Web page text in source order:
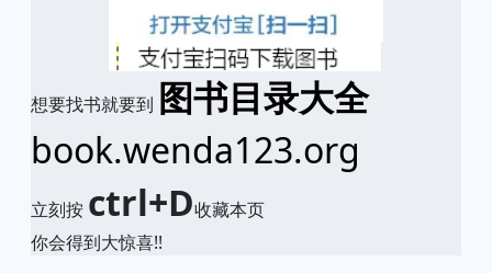
想要找书就要到 图书目录大全
book.wenda123.org
立刻按 ctrl+D收藏本页
你会得到大惊喜!!